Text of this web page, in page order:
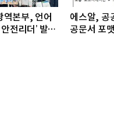
역본부, 언어
전리더’ 발대
에스알, 공
공문서 포